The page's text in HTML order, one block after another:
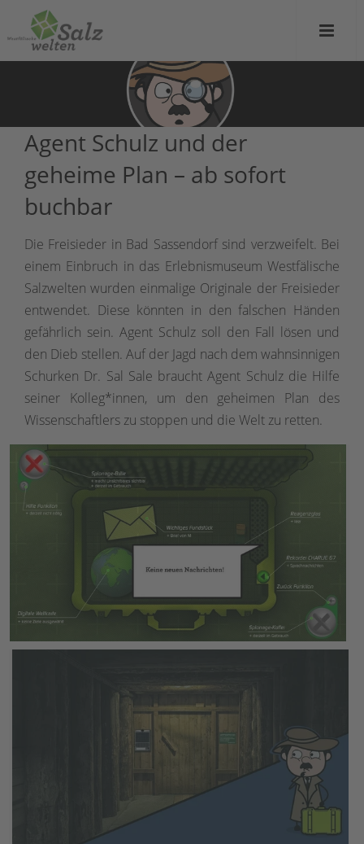
Agent Schulz und der
geheime Plan – ab sofort
buchbar
Die Freisieder in Bad Sassendorf sind verzweifelt. Bei
einem Einbruch in das Erlebnismuseum Westfälische
Salzwelten wurden einmalige Originale der Freisieder
entwendet. Diese könnten in den falschen Händen
gefährlich sein. Agent Schulz soll den Fall lösen und
den Dieb stellen. Auf der Jagd nach dem wahnsinnigen
Schurken Dr. Sal Sale braucht Agent Schulz die Hilfe
seiner Kolleg*innen, um den geheimen Plan des
Wissenschaftlers zu stoppen und die Welt zu retten.